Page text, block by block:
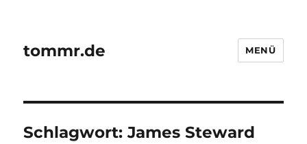
tommr.de MENÜ
Schlagwort:James Steward